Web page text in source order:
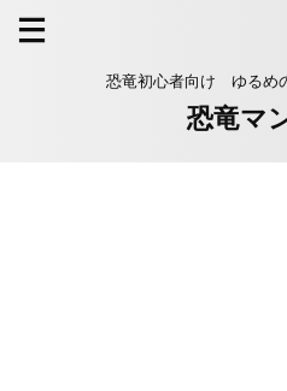
恐竜初心者向け ゆるめ
恐竜マ